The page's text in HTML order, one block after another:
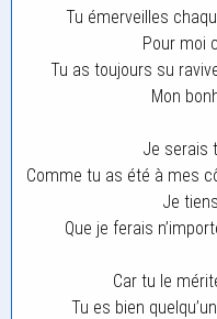
Tu émerveilles
Pour moi
Tu as toujours su
Mon
Je serais
Comme tu as été à mes
Je
Que je ferais
Car tu le
Tu es bien